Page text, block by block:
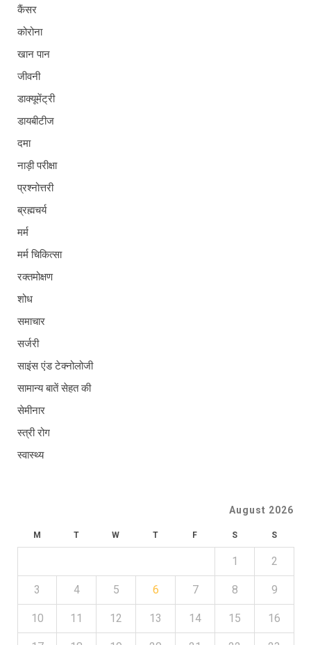
कैंसर
कोरोना
खान पान
जीवनी
डाक्यूमेंट्री
डायबीटीज
दमा
नाड़ी परीक्षा
प्रश्नोत्तरी
ब्रह्मचर्य
मर्म
मर्म चिकित्सा
रक्तमोक्षण
शोध
समाचार
सर्जरी
साइंस एंड टेक्नोलोजी
सामान्य बातें सेहत की
सेमीनार
स्त्री रोग
स्वास्थ्य
August 2026
M T W T F S S
1 2
3 4 5 6 7 8 9
10 11 12 13 14 15 16